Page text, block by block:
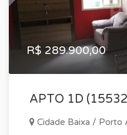
R$ 289.900,00
APTO 1D
Cidade Baixa / Porto